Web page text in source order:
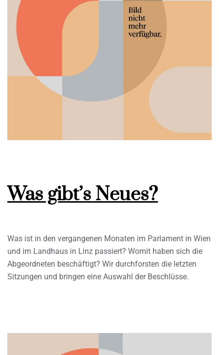
Was gibt’s Neues?
Was ist in den vergangenen Monaten im Parlament in Wien
und im Landhaus in Linz passiert? Womit haben sich die
Abgeordneten beschäftigt? Wir durchforsten die letzten
Sitzungen und bringen eine Auswahl der Beschlüsse.